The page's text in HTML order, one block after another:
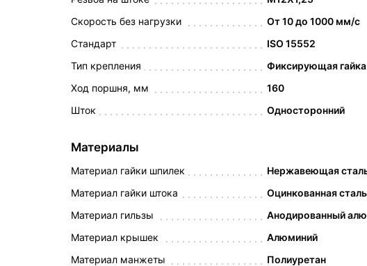
Скорость без нагрузки
От 10 до 1000 мм/с
Стандарт
ISO 15552
Тип крепления
Фиксирующая
Ход поршня, мм
160
Шток
Односторонний
Материалы
Материал гайки шпилек
Нержавеющая
Материал гайки штока
Оцинкованная сталь
Материал гильзы
Анодированный
Материал крышек
Алюминий
Материал манжеты
Полиуретан